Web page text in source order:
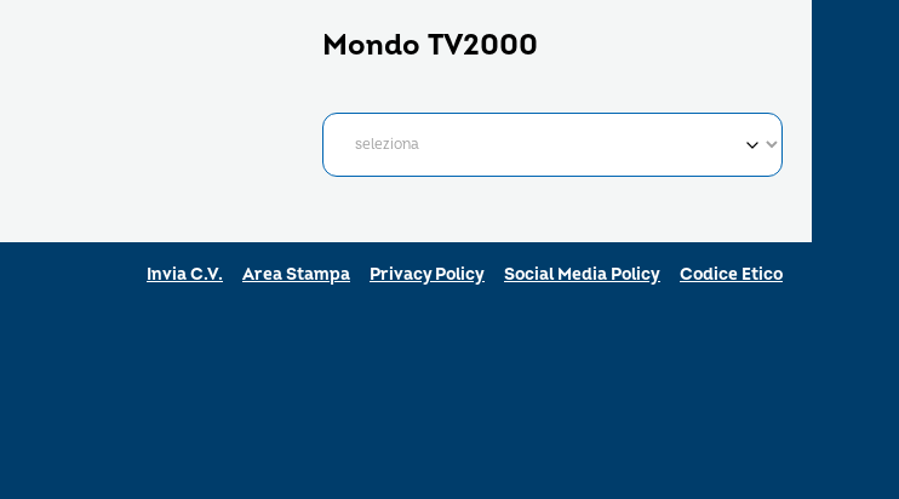
Mondo TV2000
Invia C.V. Area Stampa Privacy Policy Social Media Policy Codice Etico